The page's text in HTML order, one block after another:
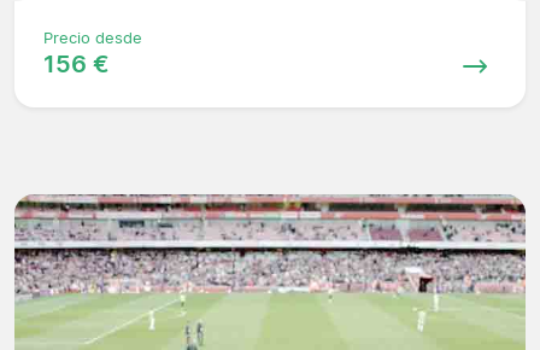
Precio desde
156 €